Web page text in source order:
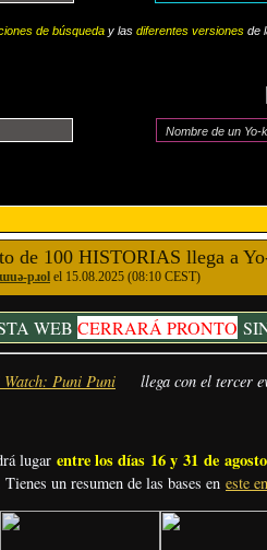
de búsqueda y las diferentes versiones de
de 100 HISTORIAS llega a
pɹol el 15.08.2025 (08:10 CEST)
WEB CERRARÁ PRONTO
Watch: Puni Puni llega con el tercer
lugar entre los días 16 y 31 de
un resumen de las bases en este